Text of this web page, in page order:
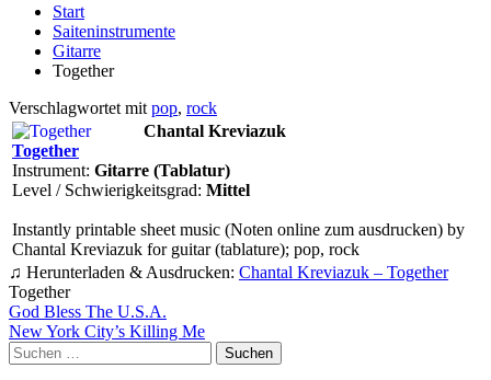
Start
Saiteninstrumente
Gitarre
Together
Verschlagwortet mit pop, rock
Chantal Kreviazuk
Together
Instrument: Gitarre (Tablatur)
Level / Schwierigkeitsgrad: Mittel
Instantly printable sheet music (Noten online zum ausdrucken) by
Chantal Kreviazuk for guitar (tablature); pop, rock
♫ Herunterladen & Ausdrucken: Chantal Kreviazuk – Together
Together
Beitragsnavigation
God Bless The U.S.A.
New York City’s Killing Me
Suchen
nach: